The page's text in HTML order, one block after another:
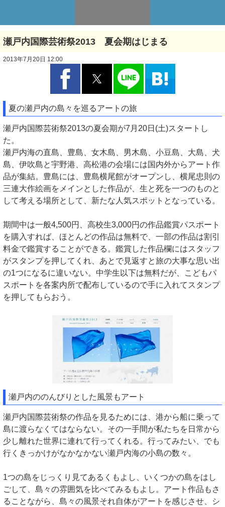
瀬戸内国際芸術祭2013 夏会期はじまる
2013年7月20日 12:00
夏の瀬戸内の島々を巡るアートの旅
瀬戸内国際芸術祭2013の夏会期が7月20日(土)スタートし
た。
瀬戸内海の直島、豊島、女木島、男木島、小豆島、大島、犬
島、伊吹島と宇野港、高松港の会場には国内外からアート作
品が集結。豊島には、豊島横尾館がオープンし、横尾忠則の
三連大作絵画をメインとした作品が、生と死を一つのものと
して考える場所として、新たな人気スポットとなっている。
期間中は一般4,500円、高校生3,000円の作品鑑賞パスポート
を購入すれば、ほとんどの作品は無料で、一部の作品は割引
料金で鑑賞することができる。鑑賞した作品欄にはスタッフ
がスタンプを押してくれ、あとで見返すと旅の大事な思い出
の1つになるに違いない。中学生以下は無料だが、こどもパ
スポートを各案内所で配布しているので手に入れてスタンプ
を押してもらおう。
瀬戸内ののんびりとした風景もアート
瀬戸内国際芸術祭の作品を見るためには、港から船に乗って
島に渡らなくてはならない。その一手間が私たちを日常から
少し離れた世界に連れて行ってくれる。行ってみたい、でも
行くきっかけがなかなかない瀬戸内海の小島の数々。
1つの島をじっくり見てあるくもよし、いくつかの島をはし
ごして、島々の雰囲気を比べてみるもよし。アート作品もさ
ることながら、島々の風景それ自体がアートを感じさせ、シ